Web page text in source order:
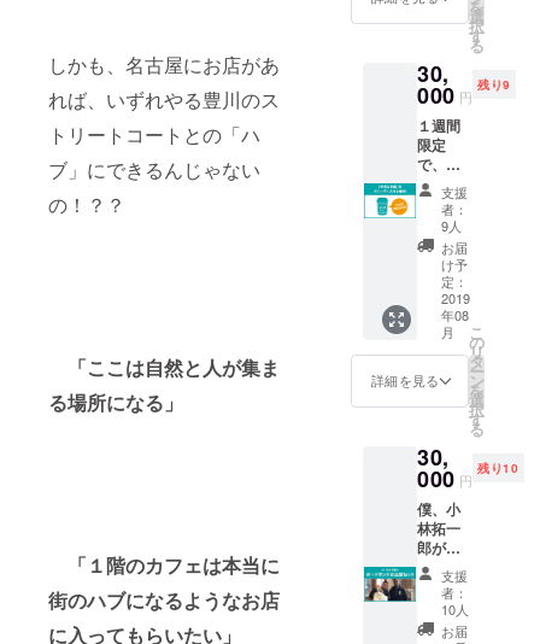
しかも、名古屋にお店があ
れば、いずれやる豊川のス
トリートコートとの「ハ
ブ」にできるんじゃない
の！？？
「ここは自然と人が集ま
る場所になる」
「１階のカフェは本当に
街のハブになるようなお店
に入ってもらいたい」
月２９
１９時~
２０時
３０
分。
日
（月）
時ス
ター
ト。
りした
生地な
ので、
長くご
愛用い
ただけ
ます。
色は、
白色で
す。 ご
希望の
サイズ
をお選
びいた
だき、
備考欄
にご記
L XL
クラウ
ドファ
ウン
ディン
グ限定
「1st
edition
」のプ
リント
パー
カーの
してい
きます
が、今
回は、
このク
ラウド
ファン
ディン
グにご
協力い
ただい
た方限
定のも
のとな
りま
す。 ヘ
ビー
りした
生地な
ので、
長くご
愛用い
ただけ
ます。
色は、
ヘザー
グレー
を
選
択
す
る
30,
000 円
残り9
１週間
限定
で、提
供する
持ち帰
り用
カップ
のス
リーブ
にあな
たの
「好き
な言
葉」を
入れま
す。 公
に反す
るもの
でなけ
れば、
なんで
も結
構！ 大
好きな
あの
チーム
支援
者：
9人
お届
け予
定：
2019
年08
月
詳細を見る
こ
の
リ
タ
ー
ン
を
選
択
す
る
30,
000 円
残り10
僕、小
林拓一
郎が毎
年、実
家に帰
省する
ように
支援
者：
10人
お届